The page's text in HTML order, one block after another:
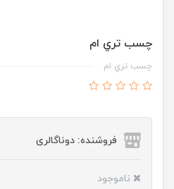
چسب تري ام
چسب تري ام
فروشنده: دوناگالری
ناموجود